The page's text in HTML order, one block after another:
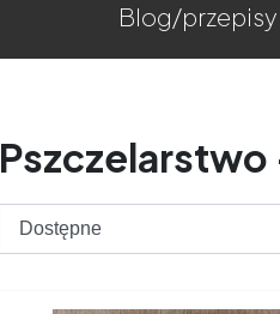
blog/przepisy
Pszczelarstwo